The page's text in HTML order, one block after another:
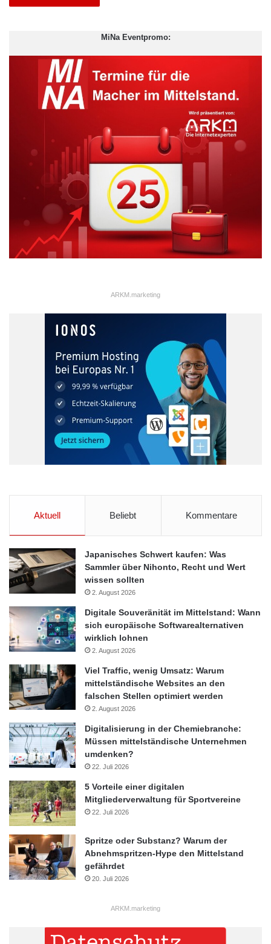
MiNa Eventpromo:
ARKM.marketing
Aktuell Beliebt Kommentare
Japanisches Schwert kaufen: Was
Sammler über Nihonto, Recht und Wert
wissen sollten
2. August 2026
Digitale Souveränität im Mittelstand: Wann
sich europäische Softwarealternativen
wirklich lohnen
2. August 2026
Viel Traffic, wenig Umsatz: Warum
mittelständische Websites an den
falschen Stellen optimiert werden
2. August 2026
Digitalisierung in der Chemiebranche:
Müssen mittelständische Unternehmen
umdenken?
22. Juli 2026
5 Vorteile einer digitalen
Mitgliederverwaltung für Sportvereine
22. Juli 2026
Spritze oder Substanz? Warum der
Abnehmspritzen-Hype den Mittelstand
gefährdet
20. Juli 2026
ARKM.marketing